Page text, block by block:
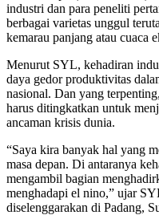
industri dan para peneliti
berbagai varietas unggul
kemarau panjang atau cuaca
Menurut SYL, kehadiran
daya gedor produktivitas
nasional. Dan yang
harus ditingkatkan untuk
ancaman krisis dunia.
“Saya kira banyak hal yang
masa depan. Di antaranya
mengambil bagian
menghadapi el nino,” ujar
diselenggarakan di Padang,